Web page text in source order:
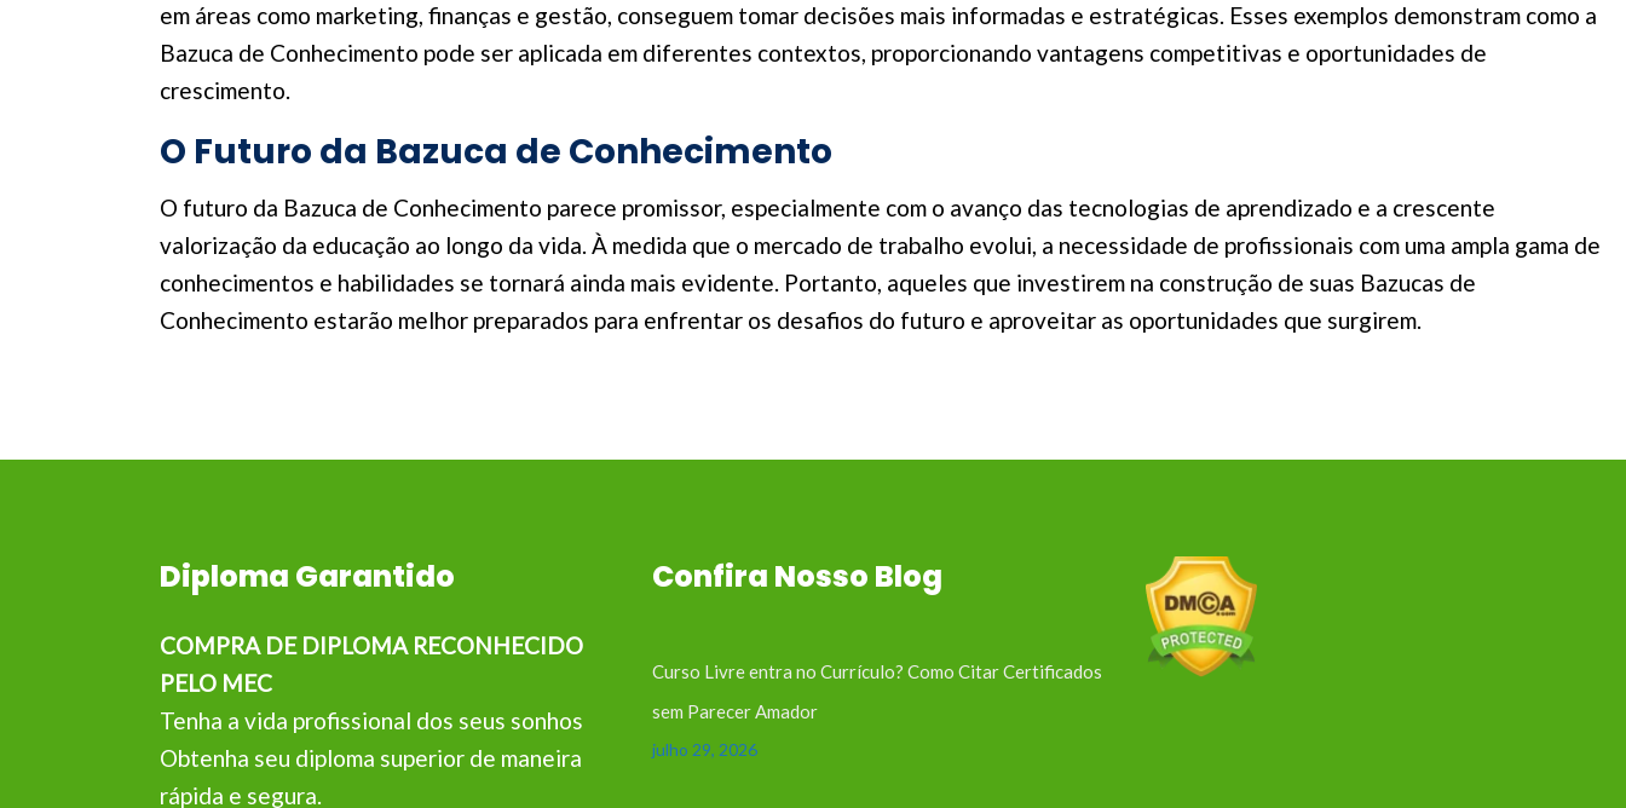
em áreas como marketing, finanças e gestão, conseguem tomar decisões mais informadas e estratégicas. Esses exemplos demonstram como a
Bazuca de Conhecimento pode ser aplicada em diferentes contextos, proporcionando vantagens competitivas e oportunidades de
crescimento.
O Futuro da Bazuca de Conhecimento
O futuro da Bazuca de Conhecimento parece promissor, especialmente com o avanço das tecnologias de aprendizado e a crescente
valorização da educação ao longo da vida. À medida que o mercado de trabalho evolui, a necessidade de profissionais com uma ampla gama de
conhecimentos e habilidades se tornará ainda mais evidente. Portanto, aqueles que investirem na construção de suas Bazucas de
Conhecimento estarão melhor preparados para enfrentar os desafios do futuro e aproveitar as oportunidades que surgirem.
Diploma Garantido
COMPRA DE DIPLOMA RECONHECIDO
PELO MEC
Tenha a vida profissional dos seus sonhos
Obtenha seu diploma superior de maneira
rápida e segura.
Confira Nosso Blog
Curso Livre entra no Currículo? Como Citar Certificados
sem Parecer Amador
julho 29, 2026